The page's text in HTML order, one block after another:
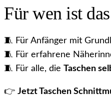
Für wen ist
🧵 Für Anfänger mit
🧵 Für erfahrene
🧵 Für alle, die Taschen
👉 Jetzt Taschen